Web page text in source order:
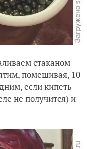
стаканом
помешивая, 10
если кипеть
не получится) и